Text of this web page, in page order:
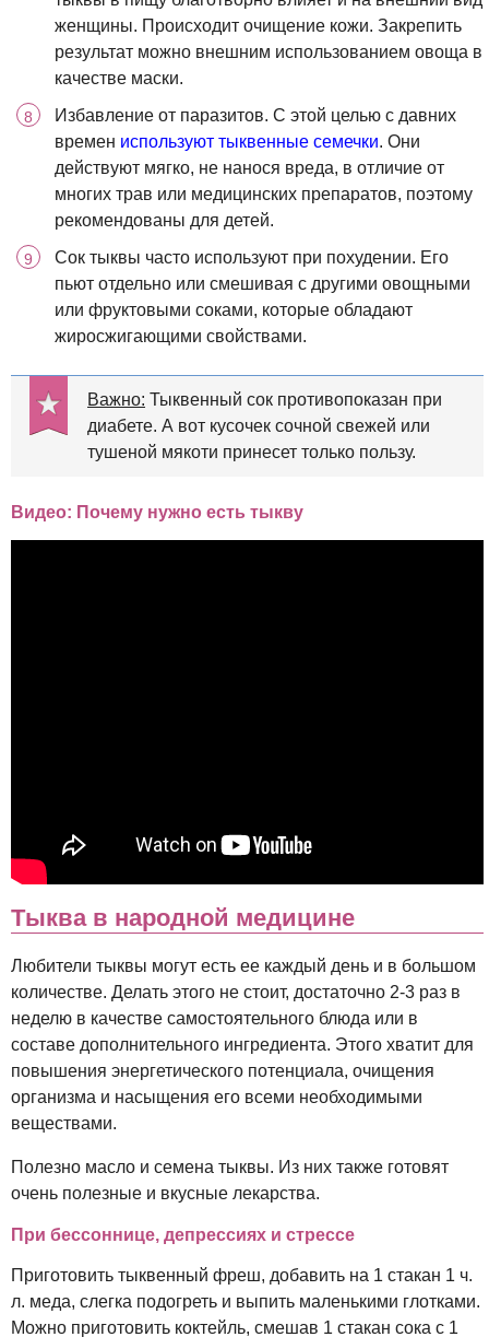
женщины. Происходит очищение кожи. Закрепить
результат можно внешним использованием овоща в
качестве маски.
Избавление от паразитов. С этой целью с давних
времен используют тыквенные семечки. Они
действуют мягко, не нанося вреда, в отличие от
многих трав или медицинских препаратов, поэтому
рекомендованы для детей.
Сок тыквы часто используют при похудении. Его
пьют отдельно или смешивая с другими овощными
или фруктовыми соками, которые обладают
жиросжигающими свойствами.
Важно: Тыквенный сок противопоказан при
диабете. А вот кусочек сочной свежей или
тушеной мякоти принесет только пользу.
Видео: Почему нужно есть тыкву
Тыква в народной медицине
Любители тыквы могут есть ее каждый день и в большом
количестве. Делать этого не стоит, достаточно 2-3 раз в
неделю в качестве самостоятельного блюда или в
составе дополнительного ингредиента. Этого хватит для
повышения энергетического потенциала, очищения
организма и насыщения его всеми необходимыми
веществами.
Полезно масло и семена тыквы. Из них также готовят
очень полезные и вкусные лекарства.
При бессоннице, депрессиях и стрессе
Приготовить тыквенный фреш, добавить на 1 стакан 1 ч.
л. меда, слегка подогреть и выпить маленькими глотками.
Можно приготовить коктейль, смешав 1 стакан сока с 1